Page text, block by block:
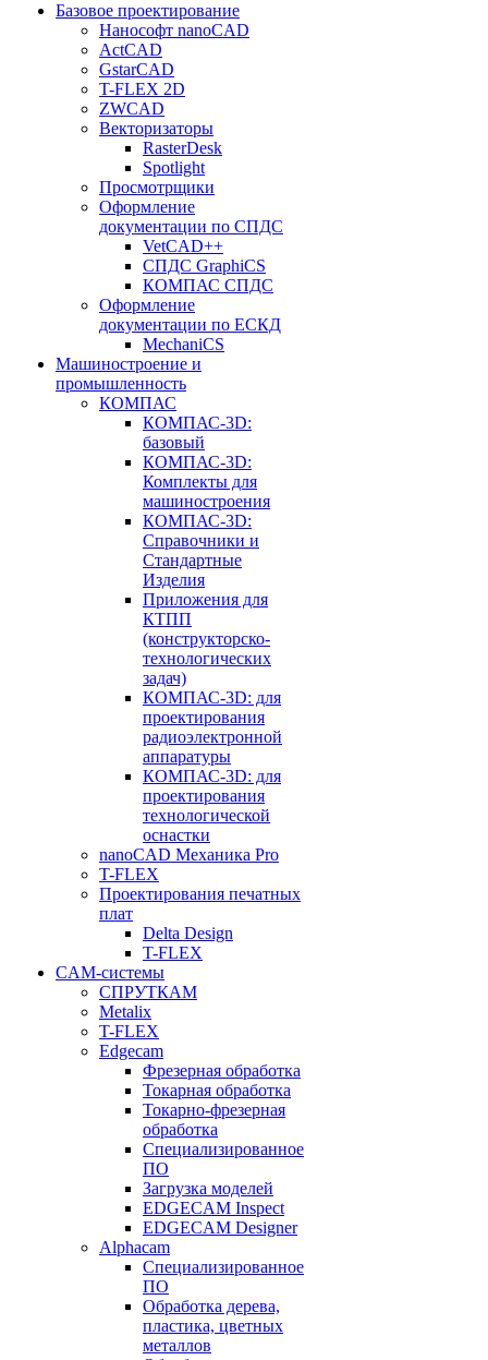
Базовое проектирование
Нанософт nanoCAD
ActCAD
GstarCAD
T-FLEX 2D
ZWCAD
Векторизаторы
RasterDesk
Spotlight
Просмотрщики
Оформление
документации по СПДС
VetCAD++
СПДС GraphiCS
КОМПАС СПДС
Оформление
документации по ЕСКД
MechaniCS
Машиностроение и
промышленность
КОМПАС
КОМПАС-3D:
базовый
КОМПАС-3D:
Комплекты для
машиностроения
КОМПАС-3D:
Справочники и
Стандартные
Изделия
Приложения для
КТПП
(конструкторско-
технологических
задач)
КОМПАС-3D: для
проектирования
радиоэлектронной
аппаратуры
КОМПАС-3D: для
проектирования
технологической
оснастки
nanoCAD Механика Pro
T-FLEX
Проектирования печатных
плат
Delta Design
T-FLEX
CAM-системы
СПРУТКAM
Metalix
T-FLEX
Edgecam
Фрезерная обработка
Токарная обработка
Токарно-фрезерная
обработка
Специализированное
ПО
Загрузка моделей
EDGECAM Inspect
EDGECAM Designer
Alphacam
Специализированное
ПО
Обработка дерева,
пластика, цветных
металлов